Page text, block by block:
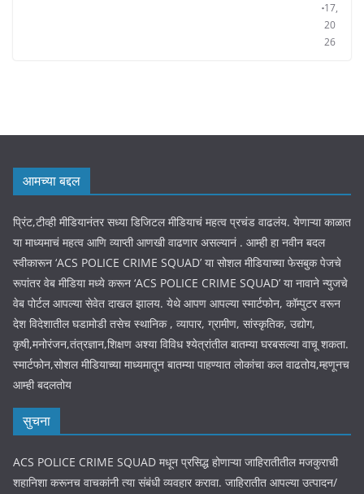
17,
20
26
आमच्या बद्दल
प्रिंट,टीव्ही मीडियानंतर सध्या डिजिटल मीडियाचं महत्व प्रचंड वाढलंय. येणाऱ्या काळात
या माध्यमाचं महत्व आणि व्याप्ती आणखी वाढणार असल्यानं . आम्ही हा नवीन बदल
स्वीकारून ‘ACS POLICE CRIME SQUAD’ या सोशल मीडियाच्या फेसबुक पेजचे
रूपांतर वेब मीडिया मध्ये करून ‘ACS POLICE CRIME SQUAD’ या नावाने न्युजचे
वेब पोर्टल आपल्या सेवेत दाखल झालय. येथे आपण आपल्या स्मार्टफोन, कॉम्पुटर वरून
देश विदेशातील घडामोडी तसेच स्थानिक , व्यापार, ग्रामीण, सांस्कृतिक, उद्योग,
कृषी,मनोरंजन,तंत्रज्ञान,शिक्षण अश्या विविध श्येत्रांतील बातम्या घरबसल्या वाचू शकता.
स्मार्टफोन,सोशल मीडियाच्या माध्यमातून बातम्या पाहण्यात लोकांचा कल वाढतोय,म्हणूनच
आम्ही बदलतोय
सुचना
ACS POLICE CRIME SQUAD मधून प्रसिद्ध होणाऱ्या जाहिरातीतील मजकुराची
शहानिशा करूनच वाचकांनी त्या संबंधी व्यवहार करावा. जाहिरातीत आपल्या उत्पादन/